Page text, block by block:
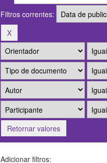
Filtros correntes:
Retornar valores
Adicionar filtros: